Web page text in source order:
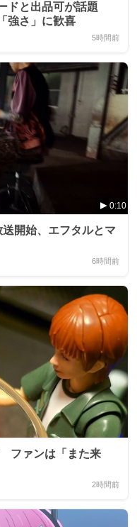
ドと出品可が話題
強さ」に歓喜
5時間前
0:10
送開始、エフタルとマ
6時間前
ファンは「また来
2時間前